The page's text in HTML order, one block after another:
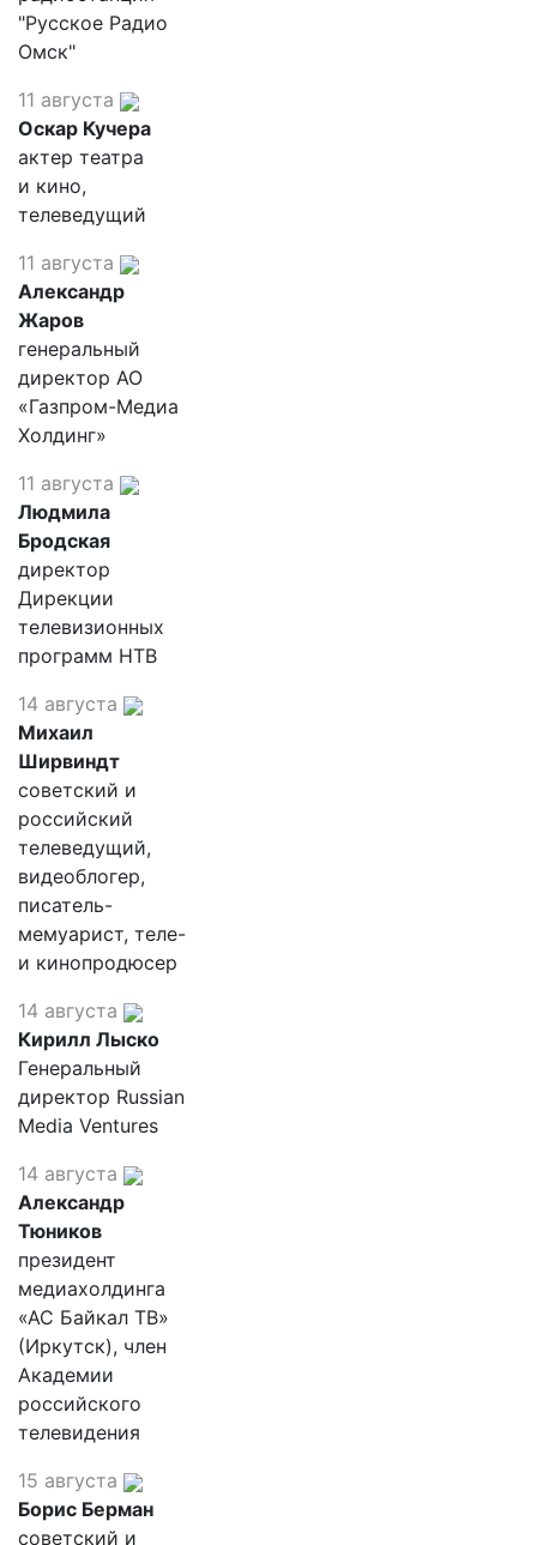
"Русское Радио
Омск"
11 августа
Оскар Кучера
актер театра
и кино,
телеведущий
11 августа
Александр
Жаров
генеральный
директор АО
«Газпром-Медиа
Холдинг»
11 августа
Людмила
Бродская
директор
Дирекции
телевизионных
программ НТВ
14 августа
Михаил
Ширвиндт
советский и
российский
телеведущий,
видеоблогер,
писатель-
мемуарист, теле-
и кинопродюсер
14 августа
Кирилл Лыско
Генеральный
директор Russian
Media Ventures
14 августа
Александр
Тюников
президент
медиахолдинга
«АС Байкал ТВ»
(Иркутск), член
Академии
российского
телевидения
15 августа
Борис Берман
советский и